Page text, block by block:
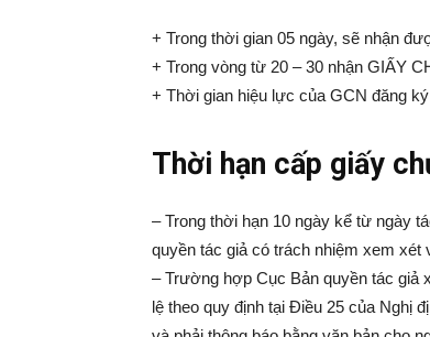
+ Trong thời gian 05 ngày, sẽ nhận
+ Trong vòng từ 20 – 30 nhận GIẤY
+ Thời gian hiệu lực của GCN đăng
Thời hạn cấp giấy
– Trong thời hạn 10 ngày kể từ ngày
quyền tác giả có trách nhiệm xem xét
– Trường hợp Cục Bản quyền tác giả
lệ theo quy định tại Điều 25 của Nghị